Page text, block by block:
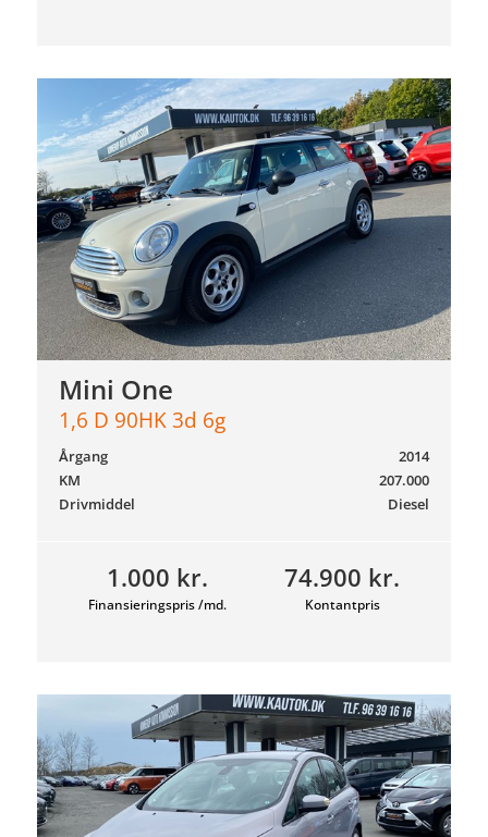
Mini One
1,6 D 90HK 3d 6g
1.000 kr.
Finansieringspris /md.
74.900 kr.
Kontantpris
2014
Årgang
207.000
KM
Diesel
Drivmiddel